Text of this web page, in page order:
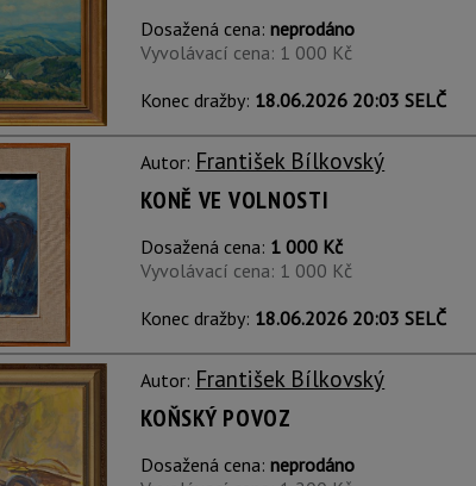
Dosažená cena:neprodáno
Vyvolávací cena: 1 000 Kč
Konec dražby: 18.06.2026 20:03 SELČ
Autor: František Bílkovský
KONĚ VE VOLNOSTI
Dosažená cena: 1 000 Kč
Vyvolávací cena: 1 000 Kč
Konec dražby: 18.06.2026 20:03 SELČ
Autor: František Bílkovský
KOŇSKÝ POVOZ
Dosažená cena:neprodáno